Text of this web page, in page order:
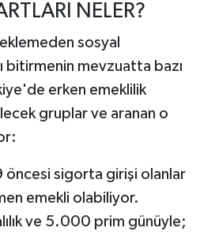
NELER?
sosyal
bitirmenin mevzuatta bazı
erken emeklilik
gruplar ve aranan o
öncesi sigorta girişi olanlar
emekli olabiliyor.
ve 5.000 prim günüyle;